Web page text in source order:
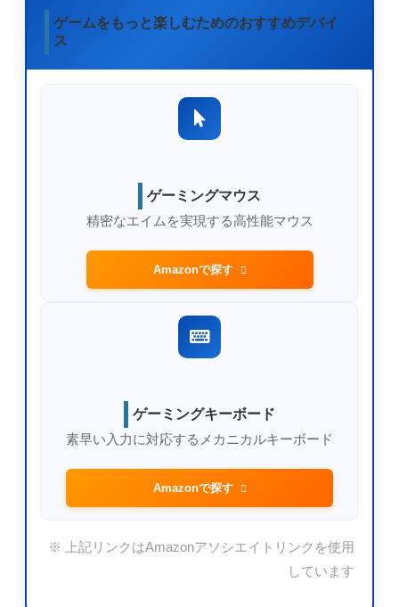
ゲームをもっと楽しむためのおすすめデバイ
ス
ゲーミングマウス
精密なエイムを実現する高性能マウス
Amazonで探す
ゲーミングキーボード
素早い入力に対応するメカニカルキーボード
Amazonで探す
※ 上記リンクはAmazonアソシエイトリンクを使用
しています